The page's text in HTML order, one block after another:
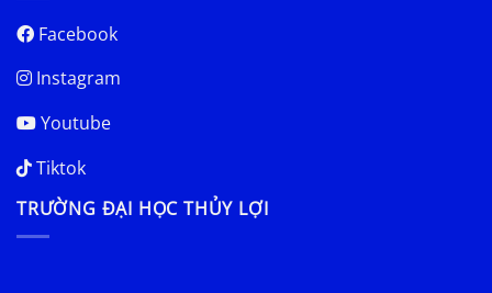
Facebook
Instagram
Youtube
Tiktok
TRƯỜNG ĐẠI HỌC THỦY LỢI